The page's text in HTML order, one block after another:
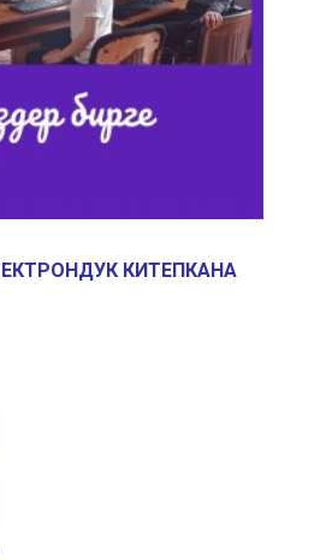
КИТЕПКАНА